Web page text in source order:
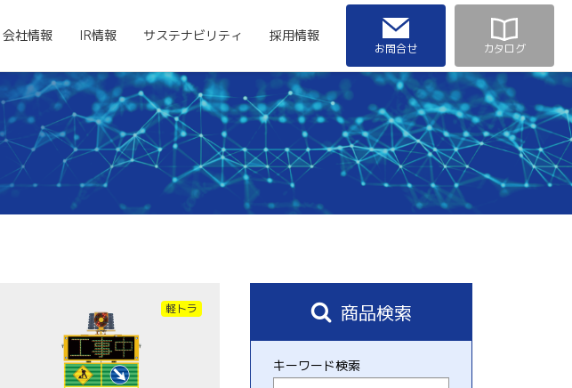
会社情報 IR情報 サステナビリティ 採用情報
お問合せ カタログ
軽トラ 商品検索
キーワード検索